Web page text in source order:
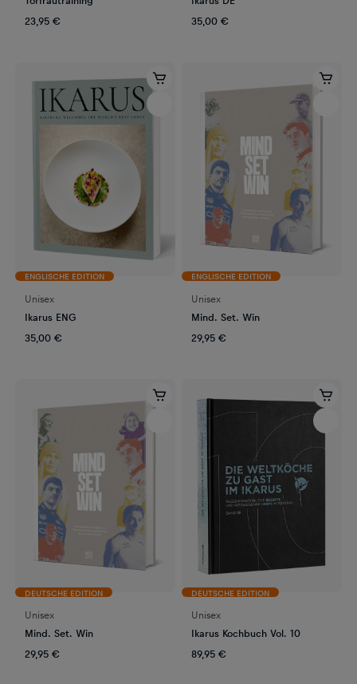
23,95 €
35,00 €
ENGLISCHE EDITION
Unisex
Ikarus ENG
35,00 €
ENGLISCHE EDITION
Unisex
Mind. Set. Win
29,95 €
DEUTSCHE EDITION
Unisex
Mind. Set. Win
29,95 €
DEUTSCHE EDITION
Unisex
Ikarus Kochbuch Vol. 10
89,95 €